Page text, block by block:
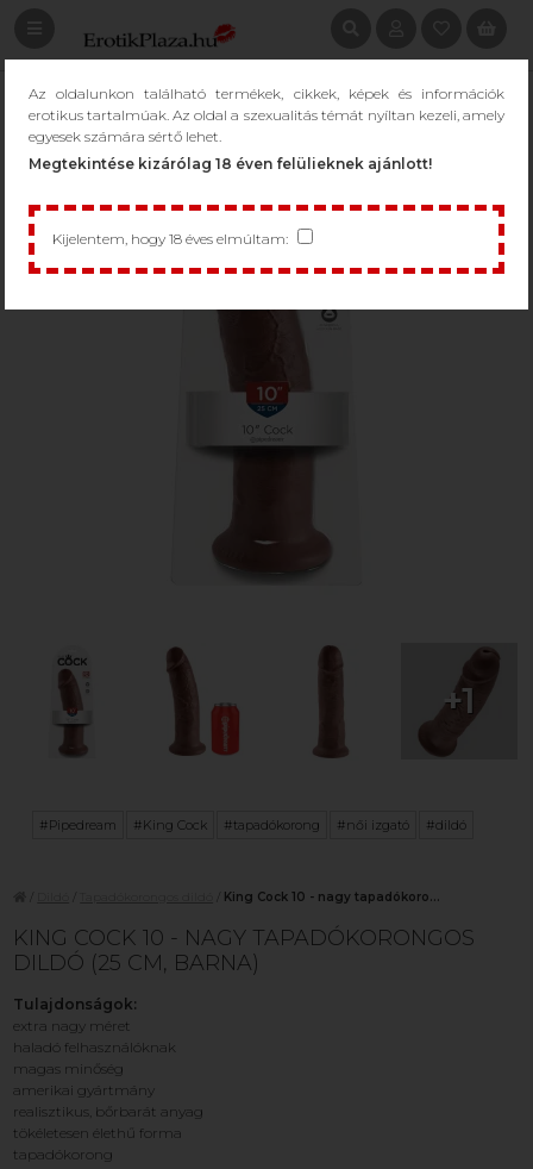
Az oldalunkon található termékek, cikkek, képek és információk
erotikus tartalmúak. Az oldal a szexualitás témát nyíltan kezeli, amely
egyesek számára sértő lehet.
Megtekintése kizárólag 18 éven felülieknek ajánlott!
Kijelentem, hogy 18 éves elmúltam:
+1
#Pipedream #King Cock #tapadókorong #női izgató #dildó
King Cock 10 - nagy tapadókoro...
KING COCK 10 - NAGY TAPADÓKORONGOS
DILDÓ (25 CM, BARNA)
Tulajdonságok:
extra nagy méret
haladó felhasználóknak
magas minőség
amerikai gyártmány
realisztikus, bőrbarát anyag
tökéletesen élethű forma
tapadókorong